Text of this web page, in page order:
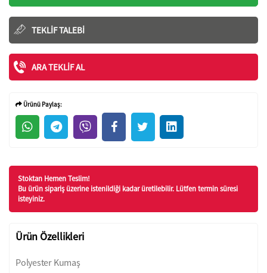
TEKLIF TALEBI
ARA TEKLIF AL
Ürünü Paylaş:
Stoktan Hemen Teslim!
Bu ürün sipariş üzerine istenildiği kadar üretilebilir. Lütfen termin süresi
isteyiniz.
Ürün Özellikleri
Polyester Kumaş